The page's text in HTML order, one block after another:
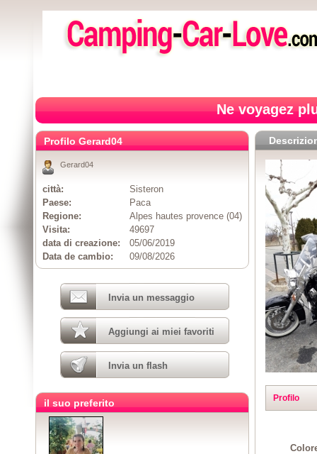
Ne voyagez
Profilo
Profilo Gerard04
Gerard04
città:
Sisteron
Paese:
Paca
Regione:
Alpes hautes provence (04)
Visita:
49697
data di creazione:
05/06/2019
Data de cambio:
09/08/2026
Invia un messaggio
Aggiungi ai miei favoriti
Invia un flash
il suo preferito